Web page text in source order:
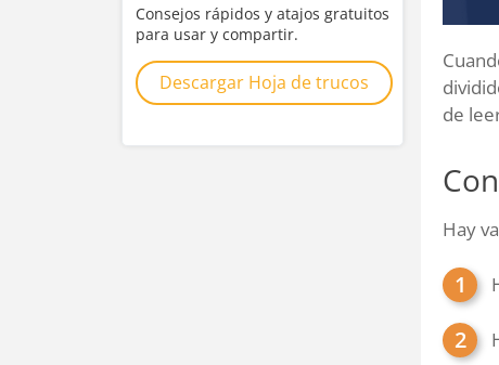
Consejos rápidos y atajos gratuitos
para usar y compartir.
Descargar Hoja de trucos
de
Hay